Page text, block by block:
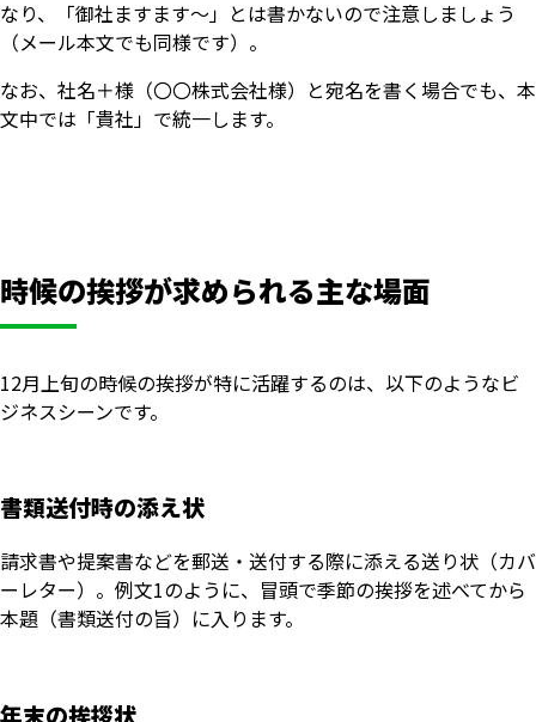
なり、「御社ますます～」とは書かないので注意しましょう
（メール本文でも同様です）。
なお、社名＋様（〇〇株式会社様）と宛名を書く場合でも、本
文中では「貴社」で統一します。
時候の挨拶が求められる主な場面
12月上旬の時候の挨拶が特に活躍するのは、以下のようなビ
ジネスシーンです。
書類送付時の添え状
請求書や提案書などを郵送・送付する際に添える送り状（カバ
ーレター）。例文1のように、冒頭で季節の挨拶を述べてから
本題（書類送付の旨）に入ります。
年末の挨拶状